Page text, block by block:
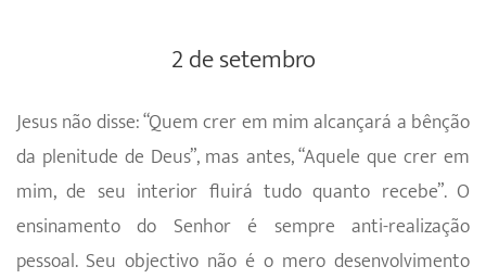
2 de setembro
Jesus não disse: “Quem crer em mim alcançará a bênção
da plenitude de Deus”, mas antes, “Aquele que crer em
mim, de seu interior fluirá tudo quanto recebe”. O
ensinamento do Senhor é sempre anti-realização
pessoal. Seu objectivo não é o mero desenvolvimento